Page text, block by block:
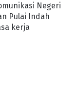
Negeri
Pulai Indah
kerja